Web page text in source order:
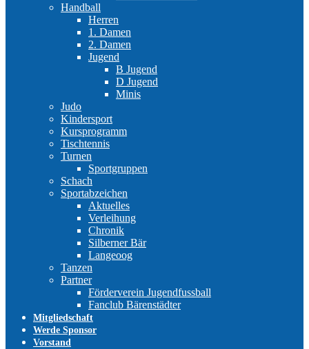
Handball
Herren
1. Damen
2. Damen
Jugend
B Jugend
D Jugend
Minis
Judo
Kindersport
Kursprogramm
Tischtennis
Turnen
Sportgruppen
Schach
Sportabzeichen
Aktuelles
Verleihung
Chronik
Silberner Bär
Langeoog
Tanzen
Partner
Förderverein Jugendfussball
Fanclub Bärenstädter
Mitgliedschaft
Werde Sponsor
Vorstand